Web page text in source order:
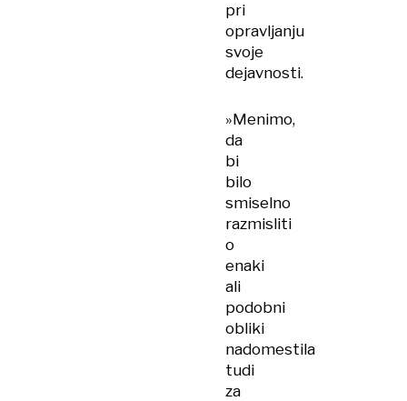
pri
opravljanju
svoje
dejavnosti.
»Menimo,
da
bi
bilo
smiselno
razmisliti
o
enaki
ali
podobni
obliki
nadomestila
tudi
za